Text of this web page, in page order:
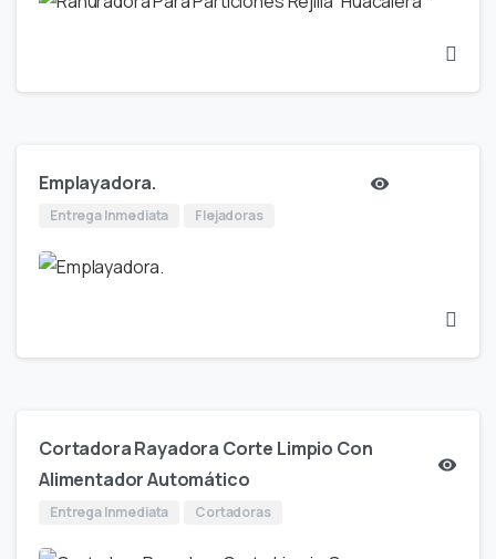
Emplayadora.
Entrega Inmediata Flejadoras
Cortadora Rayadora Corte Limpio Con
Alimentador Automático
Entrega Inmediata Cortadoras